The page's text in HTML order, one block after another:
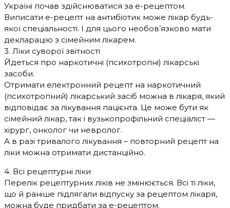
Україні почав здійснюватися за е-рецептом.
Виписати е-рецепт на антибіотик може лікар будь-
якої спеціальності. І для цього необовʼязково мати
декларацію з сімейним лікарем.
3. Ліки суворої звітності
Йдеться про наркотичні (психотропні) лікарські
засоби.
Отримати електронний рецепт на наркотичний
(психотропний) лікарський засіб можна в лікаря, який
відповідає за лікування пацієнта. Це може бути як
сімейний лікар, так і вузькопрофільний спеціаліст —
хірург, онколог чи невролог.
А в разі тривалого лікування – повторний рецепт на
ліки можна отримати дистанційно.
4. Всі рецептурні ліки
Перелік рецептурних ліків не змінюється. Всі ті ліки,
що й раніше підлягали відпуску за рецептом лікаря,
можна буде придбати за е-рецептом.